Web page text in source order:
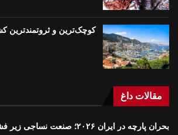
کوچک‌ترین و ثروتمندترین
مقالات داغ
بحران پارچه در ایران ۲۰۲۶؛ صنعت نساجی زیر فشار